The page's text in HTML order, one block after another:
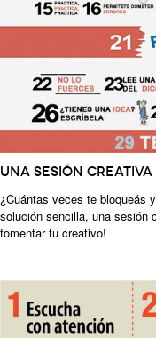
Una sesión
¿Cuántas veces te bloqueás
solución sencilla, una sesión
fomentar tu creativo!